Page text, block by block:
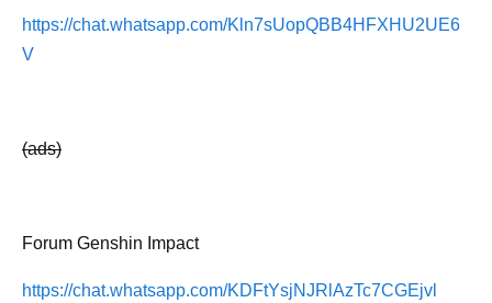
https://chat.whatsapp.com/Kln7sUopQBB4HFXHU2UE6
V
(ads)
Forum Genshin Impact
https://chat.whatsapp.com/KDFtYsjNJRlAzTc7CGEjvl